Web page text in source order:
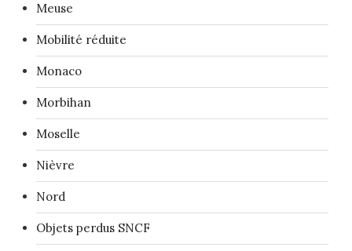
Meuse
Mobilité réduite
Monaco
Morbihan
Moselle
Nièvre
Nord
Objets perdus SNCF